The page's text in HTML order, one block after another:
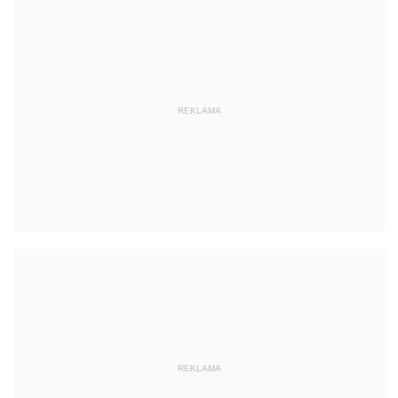
REKLAMA
REKLAMA